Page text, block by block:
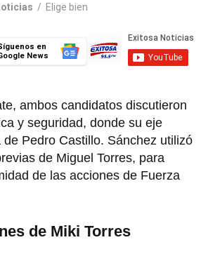
/ Elige bien
en
News
ambos candidatos discutieron
y seguridad, donde su eje
Pedro Castillo. Sánchez utilizó
de Miguel Torres, para
de las acciones de Fuerza
de Miki Torres